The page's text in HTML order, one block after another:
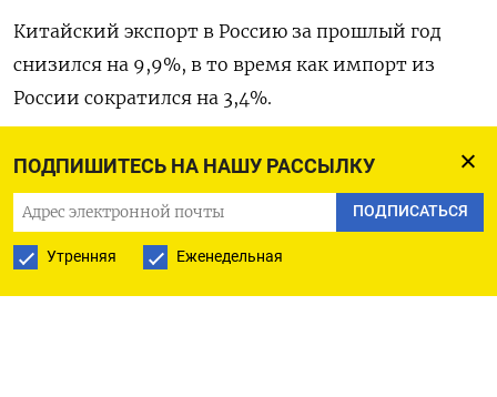
ПОДПИШИТЕСЬ НА НАШУ РАССЫЛКУ
ПОДПИСАТЬСЯ
Утренняя Еженедельная
Китайский ‌экспорт в Россию за прошлый год
снизился на 9,9%, в то время как импорт из
России сократился на 3,4%.
Опубликованная статистика ‍включает ‍только
общие цифры - подробная разбивка по статьям
будет ‍опубликована позднее.